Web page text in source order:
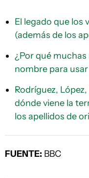
El legado que los
(además de los
¿Por qué
nombre para
Rodríguez,
dónde viene la
los apellidos de
FUENTE: BBC